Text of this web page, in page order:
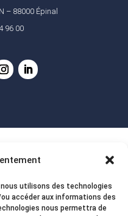
utilisons des technologies
accéder aux informations des
nous permettra de
– 88000 Épinal
96 00